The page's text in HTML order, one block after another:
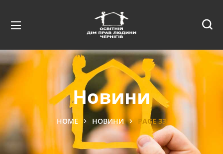
Новини
HOME НОВИНИ PAGE 33